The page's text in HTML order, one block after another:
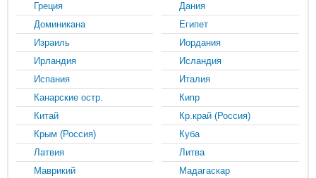
Греция
Дания
Доминикана
Египет
Израиль
Иордания
Ирландия
Исландия
Испания
Италия
Канарские остр.
Кипр
Китай
Кр.край (Россия)
Крым (Россия)
Куба
Латвия
Литва
Маврикий
Мадагаскар